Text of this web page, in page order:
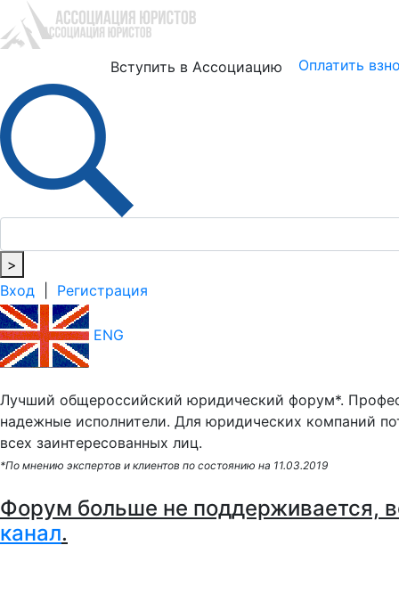
Вступить в Ассоциацию Оплатить
>
Вход
Регистрация
ENG
Лучший общероссийский юридический форум*.
надежные исполнители. Для юридических компаний
всех заинтересованных лиц.
*По мнению экспертов и клиентов по состоянию на 11.03.2019
Форум больше не поддерживается,
канал.